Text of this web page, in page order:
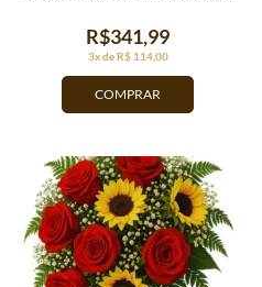
COMPRAR
3x de R$ 114,00
R$341,99